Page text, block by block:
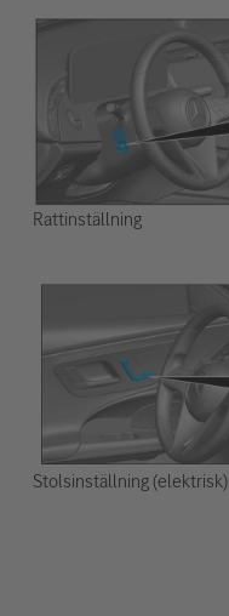
Rattinställning
Stolsinställning (elektrisk)